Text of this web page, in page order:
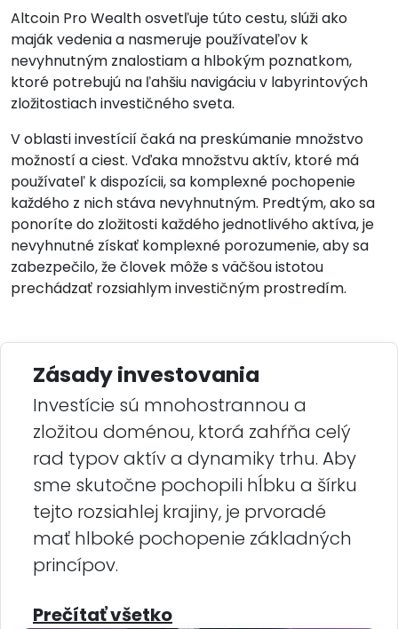
Altcoin Pro Wealth osvetľuje túto cestu, slúži ako
maják vedenia a nasmeruje používateľov k
nevyhnutným znalostiam a hlbokým poznatkom,
ktoré potrebujú na ľahšiu navigáciu v labyrintových
zložitostiach investičného sveta.
V oblasti investícií čaká na preskúmanie množstvo
možností a ciest. Vďaka množstvu aktív, ktoré má
používateľ k dispozícii, sa komplexné pochopenie
každého z nich stáva nevyhnutným. Predtým, ako sa
ponoríte do zložitosti každého jednotlivého aktíva, je
nevyhnutné získať komplexné porozumenie, aby sa
zabezpečilo, že človek môže s väčšou istotou
prechádzať rozsiahlym investičným prostredím.
Zásady investovania
Investície sú mnohostrannou a
zložitou doménou, ktorá zahŕňa celý
rad typov aktív a dynamiky trhu. Aby
sme skutočne pochopili hĺbku a šírku
tejto rozsiahlej krajiny, je prvoradé
mať hlboké pochopenie základných
princípov.
Prečítať všetko